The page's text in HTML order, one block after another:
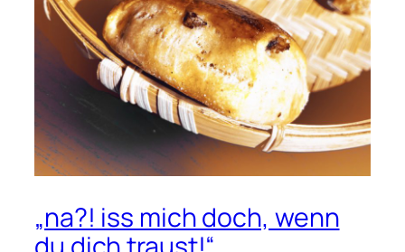
„na?! iss mich doch, wenn